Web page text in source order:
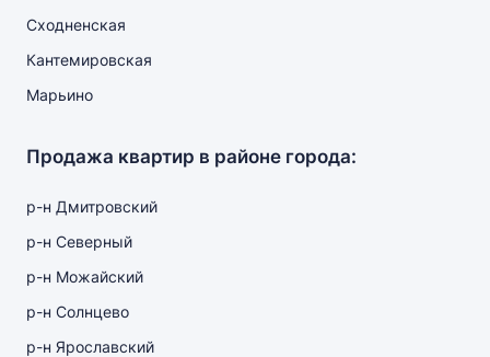
Сходненская
Кантемировская
Марьино
Продажа квартир в районе города:
р-н Дмитровский
р-н Северный
р-н Можайский
р-н Солнцево
р-н Ярославский